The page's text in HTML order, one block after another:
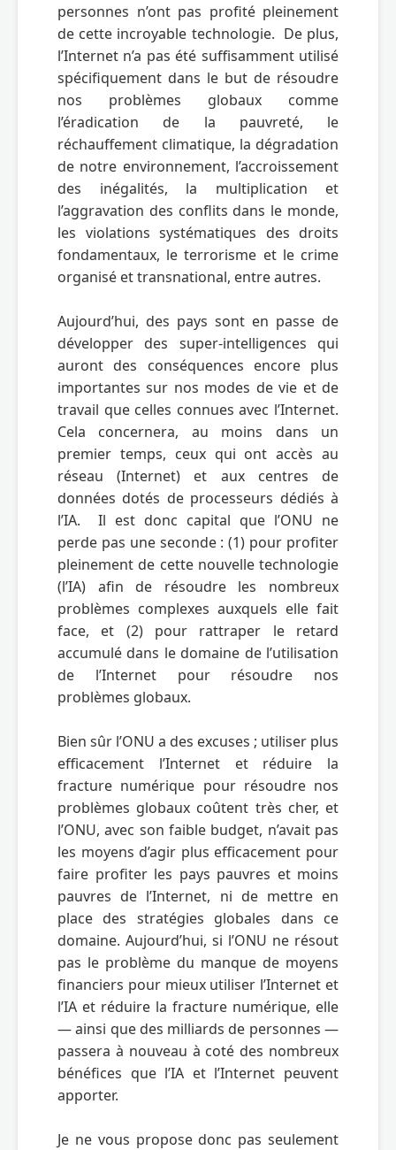
personnes n’ont pas profité pleinement
de cette incroyable technologie.  De plus,
l’Internet n’a pas été suffisamment utilisé
spécifiquement dans le but de résoudre
nos problèmes globaux comme
l’éradication de la pauvreté, le
réchauffement climatique, la dégradation
de notre environnement, l’accroissement
des inégalités, la multiplication et
l’aggravation des conflits dans le monde,
les violations systématiques des droits
fondamentaux, le terrorisme et le crime
organisé et transnational, entre autres.
Aujourd’hui, des pays sont en passe de
développer des super-intelligences qui
auront des conséquences encore plus
importantes sur nos modes de vie et de
travail que celles connues avec l’Internet.
Cela concernera, au moins dans un
premier temps, ceux qui ont accès au
réseau (Internet) et aux centres de
données dotés de processeurs dédiés à
l’IA.  Il est donc capital que l’ONU ne
perde pas une seconde : (1) pour profiter
pleinement de cette nouvelle technologie
(l’IA) afin de résoudre les nombreux
problèmes complexes auxquels elle fait
face, et (2) pour rattraper le retard
accumulé dans le domaine de l’utilisation
de l’Internet pour résoudre nos
problèmes globaux.
Bien sûr l’ONU a des excuses ; utiliser plus
efficacement l’Internet et réduire la
fracture numérique pour résoudre nos
problèmes globaux coûtent très cher, et
l’ONU, avec son faible budget, n’avait pas
les moyens d’agir plus efficacement pour
faire profiter les pays pauvres et moins
pauvres de l’Internet, ni de mettre en
place des stratégies globales dans ce
domaine. Aujourd’hui, si l’ONU ne résout
pas le problème du manque de moyens
financiers pour mieux utiliser l’Internet et
l’IA et réduire la fracture numérique, elle
— ainsi que des milliards de personnes —
passera à nouveau à coté des nombreux
bénéfices que l’IA et l’Internet peuvent
apporter.
Je ne vous propose donc pas seulement